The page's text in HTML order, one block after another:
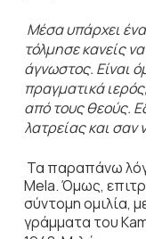
Mέσα υπάρχει
τόλμησε κανείς
άγνωστος. Είναι
πραγματικά
από τους θεούς.
λατρείας και σαν
Τα παραπάνω
Mela. Όμως,
σύντομη ομιλία,
γράμματα του